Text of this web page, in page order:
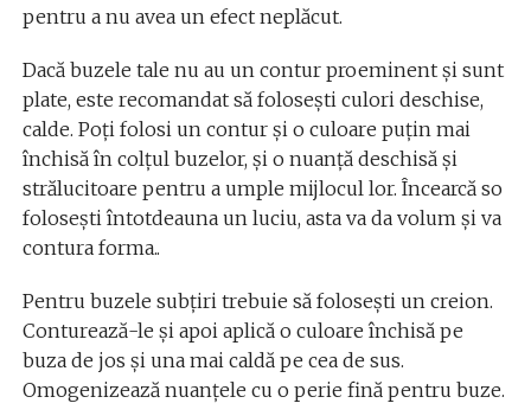
pentru a nu avea un efect neplăcut.
Dacă buzele tale nu au un contur proeminent și sunt
plate, este recomandat să folosești culori deschise,
calde. Poți folosi un contur și o culoare puțin mai
închisă în colțul buzelor, și o nuanță deschisă și
strălucitoare pentru a umple mijlocul lor. Încearcă so
folosești întotdeauna un luciu, asta va da volum și va
contura forma..
Pentru buzele subțiri trebuie să folosești un creion.
Conturează-le și apoi aplică o culoare închisă pe
buza de jos și una mai caldă pe cea de sus.
Omogenizează nuanțele cu o perie fină pentru buze.